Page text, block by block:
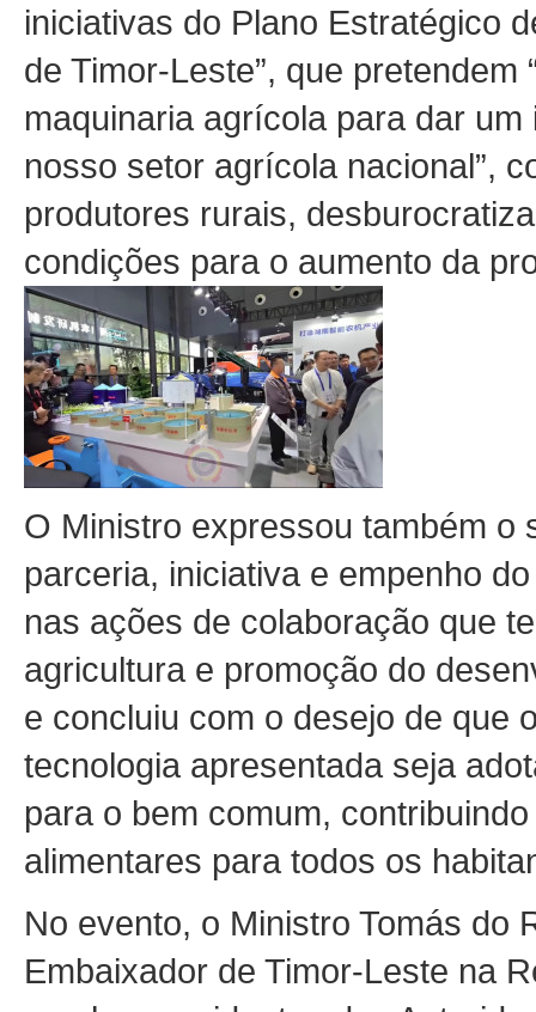
iniciativas do Plano Estratégico
de Timor-Leste”, que
maquinaria agrícola para dar
nosso setor agrícola nacional”,
produtores rurais,
condições para o aumento da
O Ministro expressou também o
parceria, iniciativa e empenho
nas ações de colaboração que
agricultura e promoção do
e concluiu com o desejo de que
tecnologia apresentada seja
para o bem comum,
alimentares para todos os
No evento, o Ministro Tomás do
Embaixador de Timor-Leste na